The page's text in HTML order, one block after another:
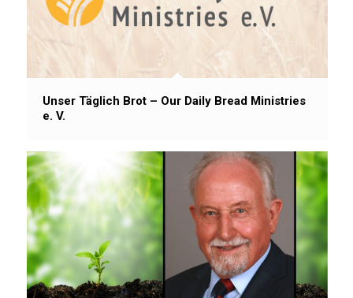
Unser Täglich Brot – Our Daily Bread Ministries
e. V.